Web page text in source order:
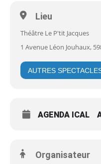
Lieu
Théâtre Le P'tit Jacques
1 Avenue Léon Jouhaux,
AUTRES
AGENDA ICAL
Organisateur